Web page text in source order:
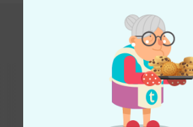
Detta är vad kunder
denna produkt